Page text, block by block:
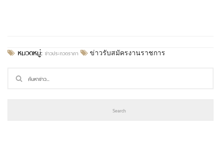
หมวดหมู่: ข่าวประกวดราคา ข่าวรับสมัครงานราชการ